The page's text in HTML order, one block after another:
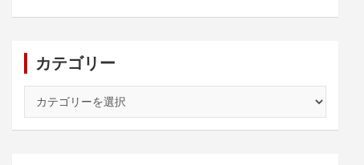
カテゴリー
ゴ